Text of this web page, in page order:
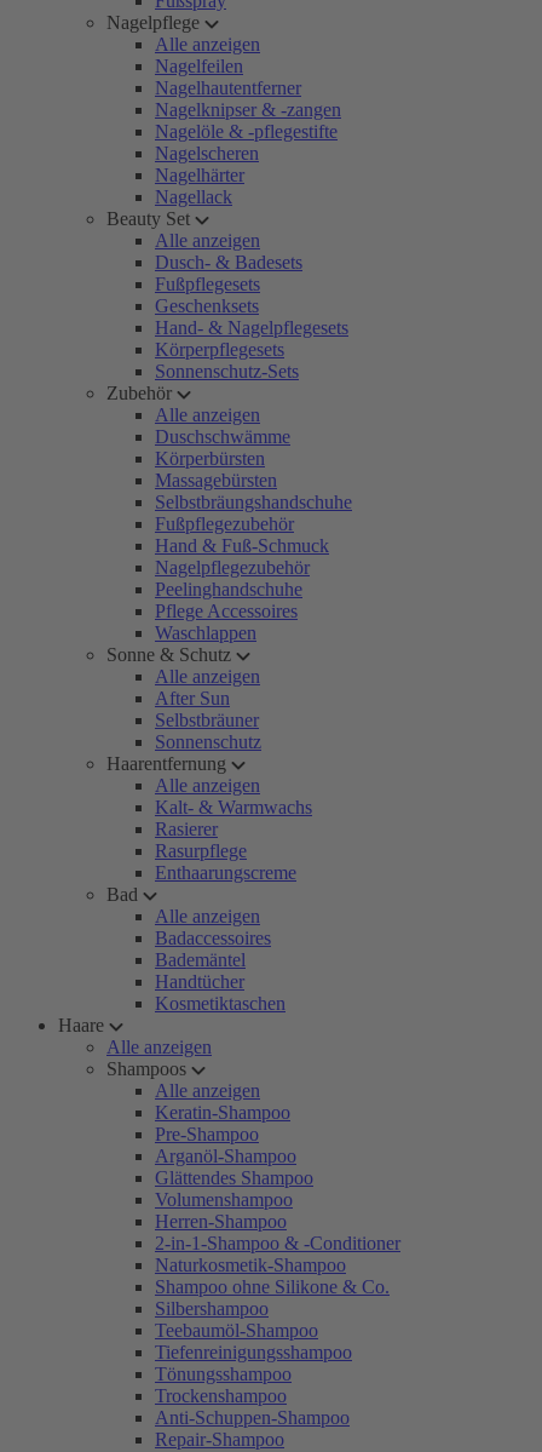
Nagelpflege
Alle anzeigen
Nagelfeilen
Nagelhautentferner
Nagelknipser & -zangen
Nagelöle & -pflegestifte
Nagelscheren
Nagelhärter
Nagellack
Beauty Set
Alle anzeigen
Dusch- & Badesets
Fußpflegesets
Geschenksets
Hand- & Nagelpflegesets
Körperpflegesets
Sonnenschutz-Sets
Zubehör
Alle anzeigen
Duschschwämme
Körperbürsten
Massagebürsten
Selbstbräungshandschuhe
Fußpflegezubehör
Hand & Fuß-Schmuck
Nagelpflegezubehör
Peelinghandschuhe
Pflege Accessoires
Waschlappen
Sonne & Schutz
Alle anzeigen
After Sun
Selbstbräuner
Sonnenschutz
Haarentfernung
Alle anzeigen
Kalt- & Warmwachs
Rasierer
Rasurpflege
Enthaarungscreme
Bad
Alle anzeigen
Badaccessoires
Bademäntel
Handtücher
Kosmetiktaschen
Haare
Alle anzeigen
Shampoos
Alle anzeigen
Keratin-Shampoo
Pre-Shampoo
Arganöl-Shampoo
Glättendes Shampoo
Volumenshampoo
Herren-Shampoo
2-in-1-Shampoo & -Conditioner
Naturkosmetik-Shampoo
Shampoo ohne Silikone & Co.
Silbershampoo
Teebaumöl-Shampoo
Tiefenreinigungsshampoo
Tönungsshampoo
Trockenshampoo
Anti-Schuppen-Shampoo
Repair-Shampoo